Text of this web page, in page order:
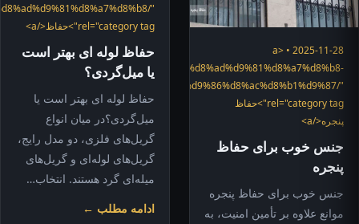
2025-11-28 • <a
hefazshop.com/category/services/%d8%ad%d9%81%d8%a7%d8%b8-
%d9%be%d9%86%d8%ac%d8%b1%d9%87/"
rel="category tag">حفاظ
پنجره</a>
جنس خوب برای حفاظ
پنجره
جنس خوب برای حفاظ پنجره
موانع علاوه بر تأمین امنیت، به
"
rel="category tag">حفاظ</a>
حفاظ لوله ای بهتر است
یا میل‌گردی؟
حفاظ لوله ای بهتر است یا
میل‌گردی؟در میان انواع
گریل‌های فلزی، دو مدل رایج،
گریل‌های لوله‌ای و گریل‌های
میله‌ای گرد هستند. انتخاب…
ادامه مطلب ←